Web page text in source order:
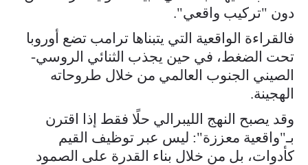
دون "تركيب واقعي".
فالقراءة الواقعية التي يتبناها ترامب تضع أوروبا
تحت الضغط، في حين يجذب الثنائي الروسي-
الصيني الجنوب العالمي من خلال طروحاته
الهجينة.
وقد يصبح النهج الليبرالي حلًا فقط إذا اقترن
بـ"واقعية معززة": ليس عبر توظيف القيم
كأدوات، بل من خلال بناء القدرة على الصمود